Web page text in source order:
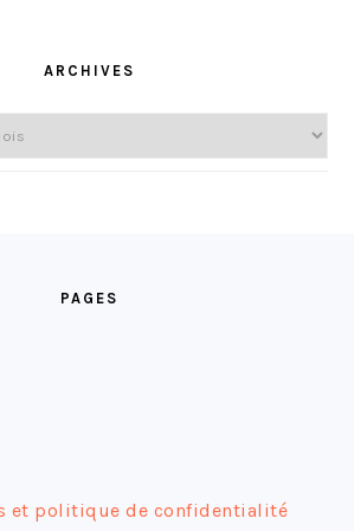
ARCHIVES
PAGES
et politique de confidentialité